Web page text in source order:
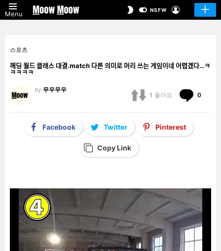
Menu
SWITCHNSFW
스포츠
헤딩 월드 클래스 대결.match 다른 의미로 머리 쓰는 게임이네 어렵겠다…ㅋ
ㅋㅋㅋㅋ
by 무우무우
1 좋아요 0
Facebook Twitter Pinterest
Copy Link